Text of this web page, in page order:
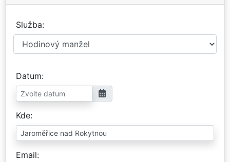
Služba
Datum
Kde
Email